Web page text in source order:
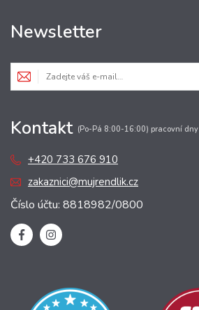
Newsletter
Kontakt (Po-Pá 8:00-16:00) pracovní dny
+420 733 676 910
zakaznici@mujrendlik.cz
Číslo účtu: 8818982/0800